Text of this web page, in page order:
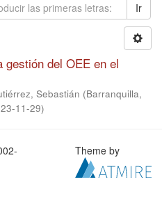
Ir
gestión del OEE en el
Sebastián (Barranquilla,
11-29)
Theme by